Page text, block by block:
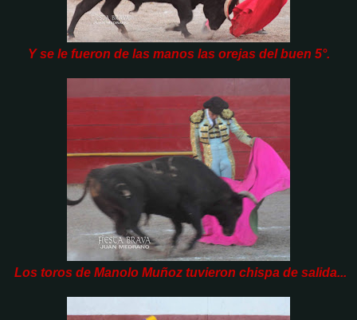
Y se le fueron de las manos las orejas del buen 5°.
Los toros de Manolo Muñoz tuvieron chispa de salida...